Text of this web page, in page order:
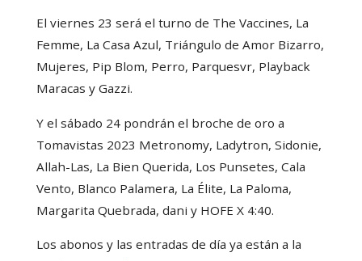
El viernes 23 será el turno de The Vaccines, La
Femme, La Casa Azul, Triángulo de Amor Bizarro,
Mujeres, Pip Blom, Perro, Parquesvr, Playback
Maracas y Gazzi.
Y el sábado 24 pondrán el broche de oro a
Tomavistas 2023 Metronomy, Ladytron, Sidonie,
Allah-Las, La Bien Querida, Los Punsetes, Cala
Vento, Blanco Palamera, La Élite, La Paloma,
Margarita Quebrada, dani y HOFE X 4:40.
Los abonos y las entradas de día ya están a la